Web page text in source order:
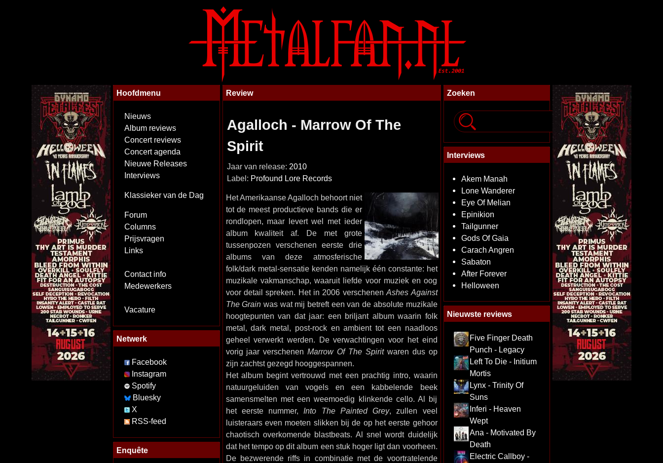
Hoofdmenu
Nieuws
Album reviews
Concert reviews
Concert agenda
Nieuwe Releases
Interviews
Klassieker van de Dag
Forum
Columns
Prijsvragen
Links
Contact info
Medewerkers
Vacature
Netwerk
Facebook
Instagram
Spotify
Bluesky
X
RSS-feed
Enquête
Review
Agalloch - Marrow Of The
Spirit
Jaar van release: 2010
Label: Profound Lore Records
Het Amerikaanse Agalloch behoort niet
tot de meest productieve bands die er
rondlopen, maar levert wel met ieder
album kwaliteit af. De met grote
tussenpozen verschenen eerste drie
albums van deze atmosferische
folk/dark metal-sensatie kenden namelijk één constante: het
muzikale vakmanschap, waaruit liefde voor muziek en oog
voor detail spreken. Het in 2006 verschenenAshes Against
The Grain was wat mij betreft een van de absolute muzikale
hoogtepunten van dat jaar: een briljant album waarin folk
metal, dark metal, post-rock en ambient tot een naadloos
geheel verwerkt werden. De verwachtingen voor het eind
vorig jaar verschenenMarrow Of The Spiritwaren dus op
zijn zachtst gezegd hooggespannen.
Het album begint vertrouwd met een prachtig intro, waarin
natuurgeluiden van vogels en een kabbelende beek
samensmelten met een weemoedig klinkende cello. Al bij
het eerste nummer, Into The Painted Grey, zullen veel
luisteraars even moeten slikken bij de op het eerste gehoor
chaotisch overkomende blastbeats. Al snel wordt duidelijk
dat het tempo op dit album een stuk hoger ligt dan voorheen.
De bezwerende riffs in combinatie met de voortratelende
Zoeken
Interviews
Akem Manah
Lone Wanderer
Eye Of Melian
Epinikion
Tailgunner
Gods Of Gaia
Carach Angren
Sabaton
After Forever
Helloween
Nieuwste reviews
Five Finger Death
Punch - Legacy
Left To Die - Initium
Mortis
Lynx - Trinity Of
Suns
Inferi - Heaven
Wept
Ana - Motivated By
Death
Electric Callboy -